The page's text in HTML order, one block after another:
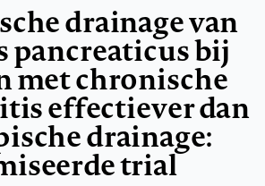
drainage van
pancreaticus bij
met chronische
effectiever dan
drainage:
trial